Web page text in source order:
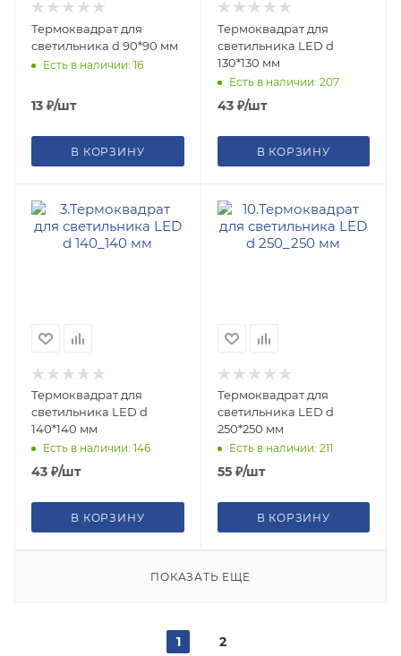
Термоквадрат для
светильника d 90*90 мм
Есть в наличии: 16
13 ₽/шт
В КОРЗИНУ
Термоквадрат для
светильника LED d
130*130 мм
Есть в наличии: 207
43₽/шт
В КОРЗИНУ
Термоквадрат для
светильника LED d
140*140 мм
Есть в наличии: 146
43 ₽/шт
В КОРЗИНУ
Термоквадрат для
светильника LED d
250*250 мм
Есть в наличии: 211
55₽/шт
В КОРЗИНУ
ПОКАЗАТЬ ЕЩЕ
1 2